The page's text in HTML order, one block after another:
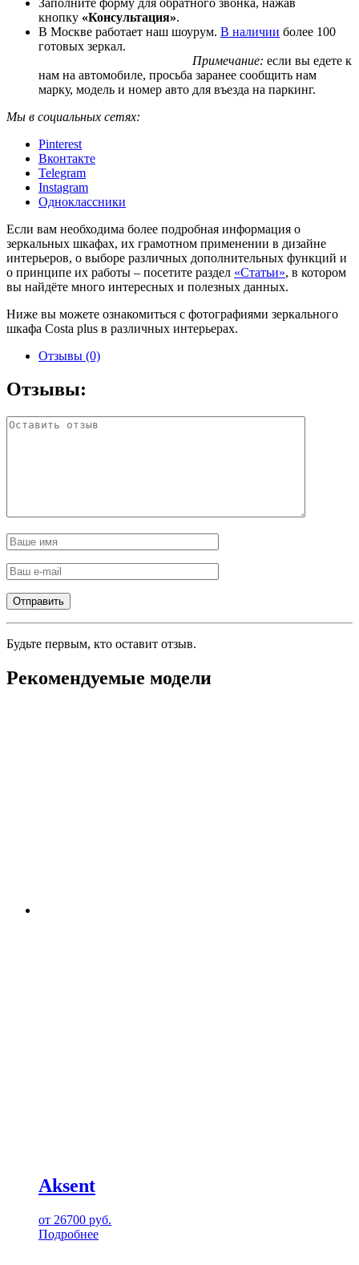
кнопку «Консультация».
В Москве работает наш шоурум. В наличии более 100
готовых зеркал.
Примечание: если вы едете к
нам на автомобиле, просьба заранее сообщить нам
марку, модель и номер авто для въезда на паркинг.
Мы в социальных сетях:
Pinterest
Вконтакте
Telegram
Instagram
Одноклассники
Если вам необходима более подробная информация о
зеркальных шкафах, их грамотном применении в дизайне
интерьеров, о выборе различных дополнительных функций и
о принципе их работы – посетите раздел «Статьи», в котором
вы найдёте много интересных и полезных данных.
Ниже вы можете ознакомиться с фотографиями зеркального
шкафа Costa plus в различных интерьерах.
Отзывы (0)
Отзывы:
Будьте первым, кто оставит отзыв.
Рекомендуемые модели
Aksent
от 26700 руб.
Подробнее